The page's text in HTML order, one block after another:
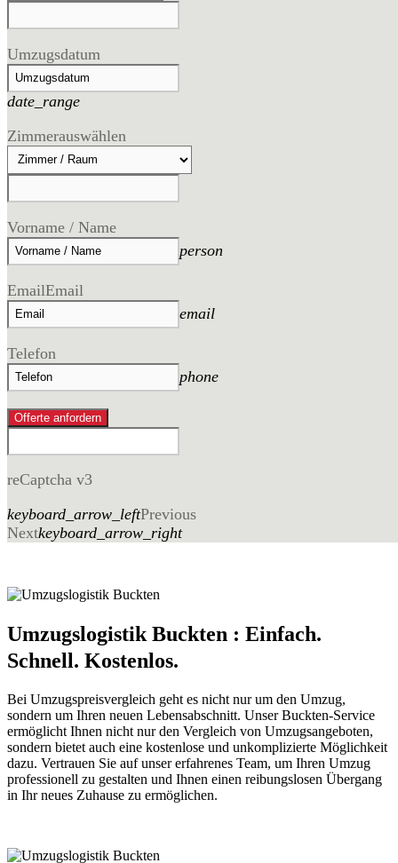
Umzugsdatum
date_range
Zimmerauswählen
Vorname / Name
person
EmailEmail
email
Telefon
phone
Offerte anfordern
reCaptcha v3
keyboard_arrow_leftPrevious
Nextkeyboard_arrow_right
Umzugslogistik Buckten : Einfach.
Schnell. Kostenlos.
Bei Umzugspreisvergleich geht es nicht nur um den Umzug,
sondern um Ihren neuen Lebensabschnitt. Unser Buckten-Service
ermöglicht Ihnen nicht nur den Vergleich von Umzugsangeboten,
sondern bietet auch eine kostenlose und unkomplizierte Möglichkeit
dazu. Vertrauen Sie auf unser erfahrenes Team, um Ihren Umzug
professionell zu gestalten und Ihnen einen reibungslosen Übergang
in Ihr neues Zuhause zu ermöglichen.